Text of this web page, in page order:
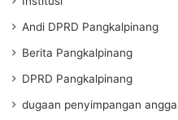
Andi DPRD Pangkalpinang
Berita Pangkalpinang
DPRD Pangkalpinang
dugaan penyimpangan